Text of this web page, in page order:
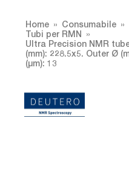
Home Consumabile
Tubi per RMN
Ultra Precision NMR
(mm): 228.5x5. Outer Ø
(µm): 13